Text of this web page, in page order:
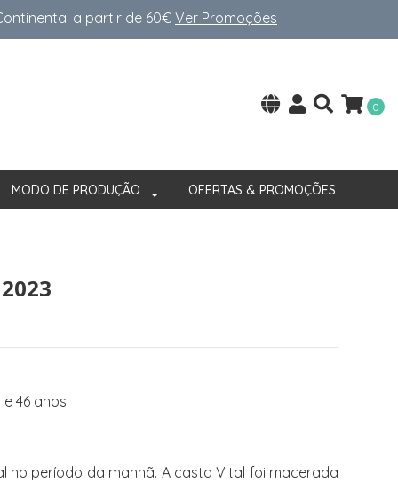
a partir de 60€Ver Promoções
0
MODO DE PRODUÇÃO OFERTAS & PROMOÇÕES
46 anos.
no período da manhã. A casta Vital foi macerada